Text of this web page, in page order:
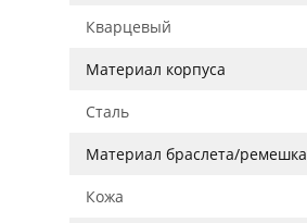
Кварцевый
Материал корпуса
Сталь
Материал браслета/ремешка
Кожа